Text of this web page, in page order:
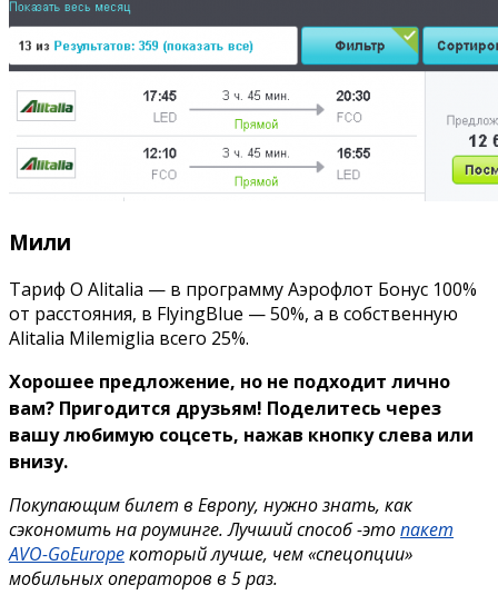
Мили
Тариф O Alitalia — в программу Аэрофлот Бонус 100%
от расстояния, в FlyingBlue — 50%, а в собственную
Alitalia Milemiglia всего 25%.
Хорошее предложение, но не подходит лично
вам? Пригодится друзьям! Поделитесь через
вашу любимую соцсеть, нажав кнопку слева или
внизу.
Покупающим билет в Европу, нужно знать, как
сэкономить на роуминге. Лучший способ -этопакет
AVO-GoEuropeкоторый лучше, чем «спецопции»
мобильных операторов в 5 раз.